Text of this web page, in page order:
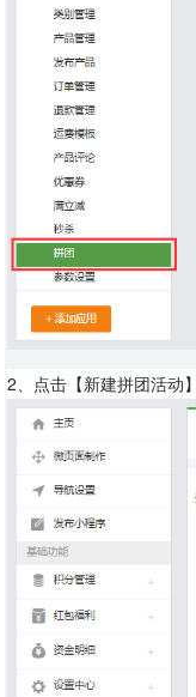
2、点击【新建拼团活动